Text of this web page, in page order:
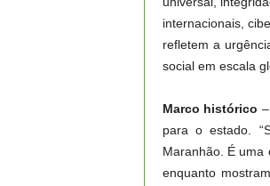
internacionais,
refletem a
social em escala
Marco histórico
para o estado.
Maranhão. É uma
enquanto